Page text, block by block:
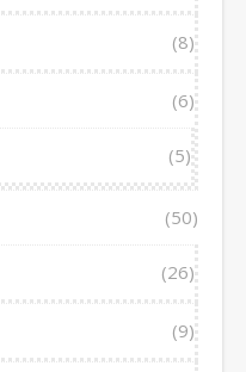
(8)
(6)
(5)
(50)
(26)
(9)